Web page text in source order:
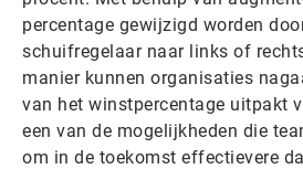
percentage gewijzigd worden
schuifregelaar naar links of
manier kunnen organisaties
van het winstpercentage uitpakt
een van de mogelijkheden die
om in de toekomst effectievere